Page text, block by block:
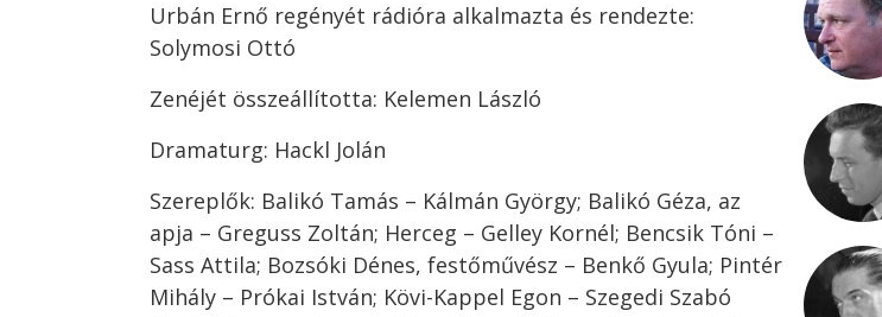
Urbán Ernő regényét rádióra alkalmazta és rendezte:
Solymosi Ottó
Zenéjét összeállította: Kelemen László
Dramaturg: Hackl Jolán
Szereplők: Balikó Tamás – Kálmán György; Balikó Géza, az
apja – Greguss Zoltán; Herceg – Gelley Kornél; Bencsik Tóni –
Sass Attila; Bozsóki Dénes, festőművész – Benkő Gyula; Pintér
Mihály – Prókai István; Kövi-Kappel Egon – Szegedi Szabó